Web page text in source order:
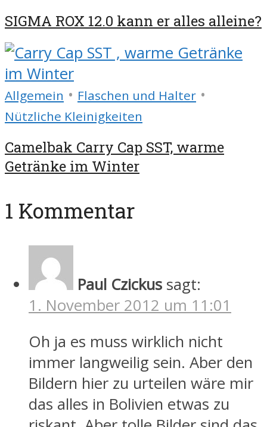
SIGMA ROX 12.0 kann er alles alleine?
Allgemein • Flaschen und Halter •
Nützliche Kleinigkeiten
Camelbak Carry Cap SST, warme
Getränke im Winter
1 Kommentar
Paul Czickus sagt:
1. November 2012 um 11:01
Oh ja es muss wirklich nicht
immer langweilig sein. Aber den
Bildern hier zu urteilen wäre mir
das alles in Bolivien etwas zu